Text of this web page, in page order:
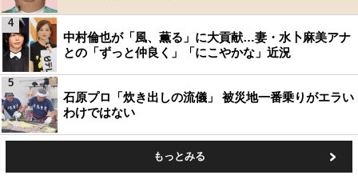
中村倫也が「風、薫る」に大貢献…妻・水卜麻美アナ
との「ずっと仲良く」「にこやかな」近況
4
石原プロ「炊き出しの流儀」 被災地一番乗りがエラい
わけではない
5
もっとみる